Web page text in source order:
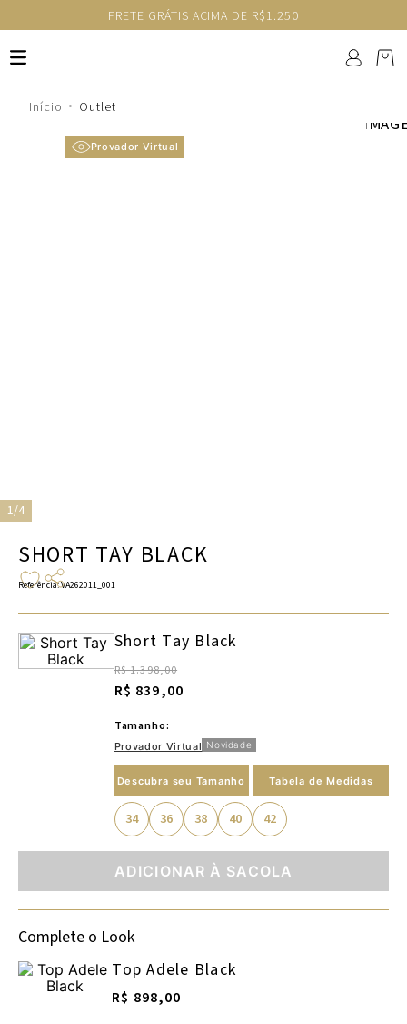
FRETE GRÁTIS ACIMA DE R$1.250
Outlet
Provador Virtual
1/4
SHORT TAY BLACK
Referência:VA262011_001
Short Tay Black
R$ 1.398,00
R$ 839,00
Tamanho:
Provador Virtual Novidade
Descubra seu Tamanho Tabela de Medidas
34 36 38 40 42
ADICIONAR À SACOLA
Complete o Look
Top Adele Black
R$ 898,00